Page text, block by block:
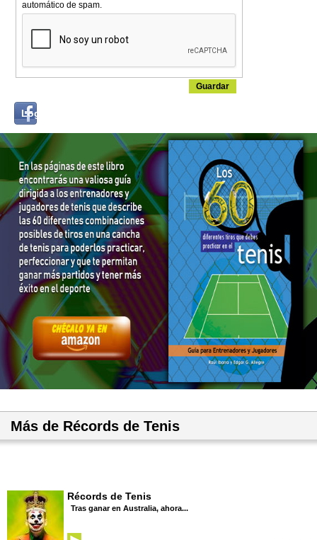
automático de spam.
Log in with...
Más de Récords de Tenis
Récords de Tenis
Tras ganar en Australia, ahora...